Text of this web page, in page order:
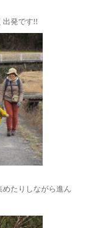
出発です!!
たりしながら進ん